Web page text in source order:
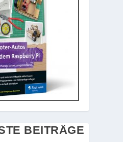
BEITRÄGE